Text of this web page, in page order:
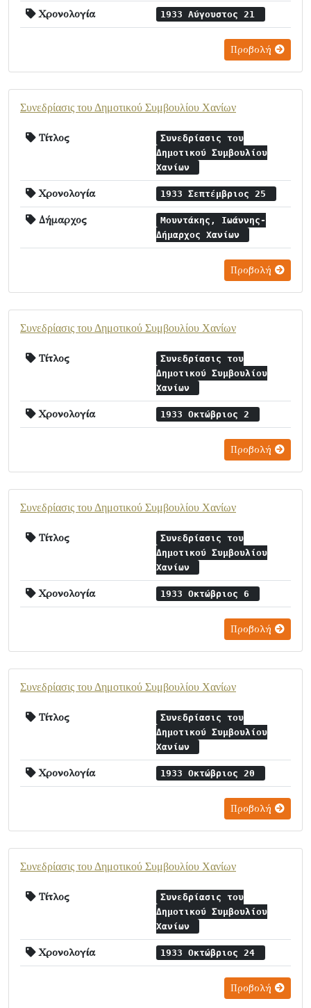
Χρονολογία 1933 Αύγουστος 21
Προβολή
Συνεδρίασις του Δημοτικού Συμβουλίου Χανίων
Τίτλος
Συνεδρίασις του
Δημοτικού Συμβουλίου
Χανίων
Χρονολογία 1933 Σεπτέμβριος 25
Δήμαρχος
Μουντάκης, Ιωάννης-
Δήμαρχος Χανίων
Προβολή
Συνεδρίασις του Δημοτικού Συμβουλίου Χανίων
Τίτλος
Συνεδρίασις του
Δημοτικού Συμβουλίου
Χανίων
Χρονολογία 1933 Οκτώβριος 2
Προβολή
Συνεδρίασις του Δημοτικού Συμβουλίου Χανίων
Τίτλος
Συνεδρίασις του
Δημοτικού Συμβουλίου
Χανίων
Χρονολογία 1933 Οκτώβριος 6
Προβολή
Συνεδρίασις του Δημοτικού Συμβουλίου Χανίων
Τίτλος
Συνεδρίασις του
Δημοτικού Συμβουλίου
Χανίων
Χρονολογία 1933 Οκτώβριος 20
Προβολή
Συνεδρίασις του Δημοτικού Συμβουλίου Χανίων
Τίτλος
Συνεδρίασις του
Δημοτικού Συμβουλίου
Χανίων
Χρονολογία 1933 Οκτώβριος 24
Προβολή